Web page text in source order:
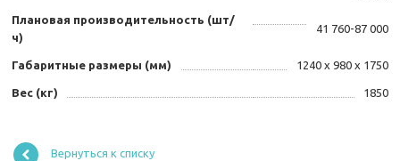
Плановая производительность (шт/
ч)
41 760-87 000
Габаритные размеры (мм) 1240 х 980 х 1750
Вес (кг) 1850
Вернуться к списку